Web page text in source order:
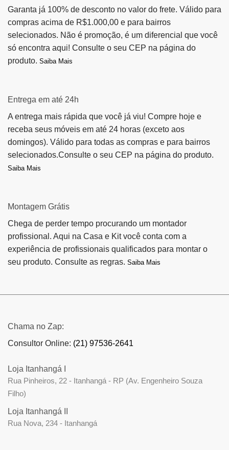
Garanta já 100% de desconto no valor do frete. Válido para
compras acima de R$1.000,00 e para bairros
selecionados. Não é promoção, é um diferencial que você
só encontra aqui! Consulte o seu CEP na página do
produto. Saiba Mais
Entrega em até 24h
A entrega mais rápida que você já viu! Compre hoje e
receba seus móveis em até 24 horas (exceto aos
domingos). Válido para todas as compras e para bairros
selecionados.Consulte o seu CEP na página do produto.
Saiba Mais
Montagem Grátis
Chega de perder tempo procurando um montador
profissional. Aqui na Casa e Kit você conta com a
experiência de profissionais qualificados para montar o
seu produto. Consulte as regras. Saiba Mais
Chama no Zap:
Consultor Online: (21) 97536-2641
Loja Itanhangá I
Rua Pinheiros, 22 - Itanhangá - RP (Av. Engenheiro Souza
Filho)
Loja Itanhangá II
Rua Nova, 234 - Itanhangá